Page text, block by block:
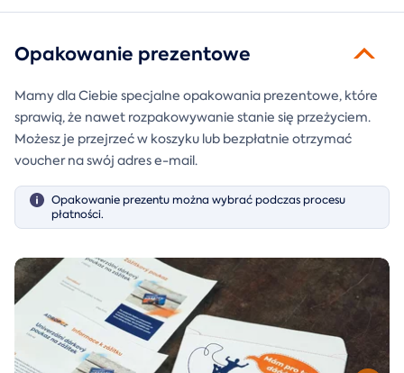
Opakowanie prezentowe
Mamy dla Ciebie specjalne opakowania prezentowe, które
sprawią, że nawet rozpakowywanie stanie się przeżyciem.
Możesz je przejrzeć w koszyku lub bezpłatnie otrzymać
voucher na swój adres e-mail.
Opakowanie prezentu można wybrać podczas procesu
płatności.